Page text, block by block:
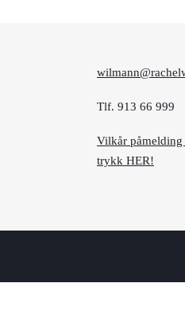
Tlf. 913 66 999
Vilkår påmelding
trykk HER!